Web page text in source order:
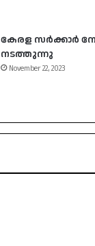
കേരള സർക്കാർ
നടത്തുന്നു
November 22, 2023